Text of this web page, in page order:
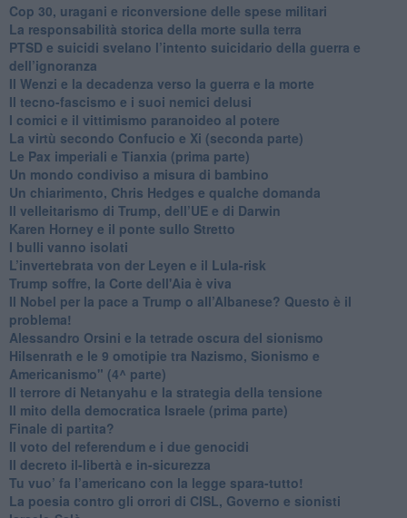
​Cop 30, uragani e riconversione delle spese militari
La responsabilità storica della morte sulla terra
PTSD e suicidi svelano l’intento suicidario della guerra e
dell’ignoranza
Il Wenzi e la decadenza verso la guerra e la morte
​Il tecno-fascismo e i suoi nemici delusi
​I comici e il vittimismo paranoideo al potere
​La virtù secondo Confucio e Xi (seconda parte)
Le Pax imperiali e Tianxia (prima parte)
Un mondo condiviso a misura di bambino
​Un chiarimento, Chris Hedges e qualche domanda
Il velleitarismo di Trump, dell’UE e di Darwin
​Karen Horney e il ponte sullo Stretto
​I bulli vanno isolati
L’invertebrata von der Leyen e il Lula-risk
Trump soffre, la Corte dell'Aia è viva
​Il Nobel per la pace a Trump o all’Albanese? Questo è il
problema!
​Alessandro Orsini e la tetrade oscura del sionismo
​Hilsenrath e le 9 omotipie tra Nazismo, Sionismo e
Americanismo" (4^ parte)
​Il terrore di Netanyahu e la strategia della tensione
Il mito della democratica Israele (prima parte)
​Finale di partita?
​Il voto del referendum e i due genocidi
Il decreto il-libertà e in-sicurezza
Tu vuo’ fa l’americano con la legge spara-tutto!
La poesia contro gli orrori di CISL, Governo e sionisti